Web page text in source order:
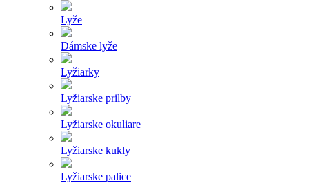
Lyže
Dámske lyže
Lyžiarky
Lyžiarske prilby
Lyžiarske okuliare
Lyžiarske kukly
Lyžiarske palice